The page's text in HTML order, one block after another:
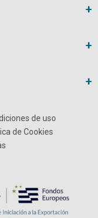
de uso
de Cookies